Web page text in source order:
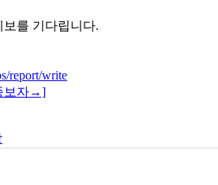
를 기다립니다.
report/write
보자→]